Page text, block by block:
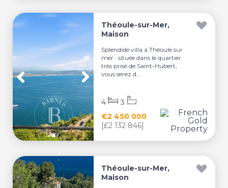
Théoule-sur-Mer,
Maison
Splendide villa à Théoule sur
mer : située dans le quartier
très prisé de Saint-Hubert,
vous serez d...
€2 450 000
[£2 132 846]
4 3
Théoule-sur-Mer,
Maison